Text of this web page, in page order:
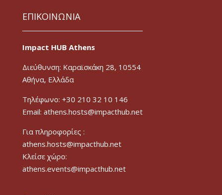
ΕΠΙΚΟΙΝΩΝΙΑ
Impact HUB Athens
Διεύθυνση: Καραϊσκάκη 28, 10554
Αθήνα, Ελλάδα
Τηλέφωνο: +30 210 32 10 146
Email: athens.hosts@impacthub.net
Για πληροφορίες :
athens.hosts@impacthub.net
Κλείσε χώρο:
athens.events@impacthub.net